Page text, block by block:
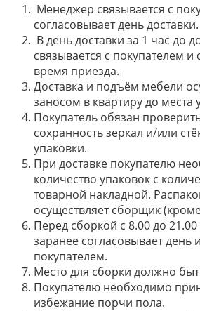
Менеджер связывается с
согласовывает день доставки.
В день доставки за 1 час до
связывается с покупателем и
время приезда.
Доставка и подъём мебели
заносом в квартиру до места
Покупатель обязан
сохранность зеркал и/или
упаковки.
При доставке покупателю
количество упаковок с
товарной накладной.
осуществляет сборщик
Перед сборкой с 8.00 до
заранее согласовывает день
покупателем.
Место для сборки должно
Покупателю необходимо
избежание порчи пола.